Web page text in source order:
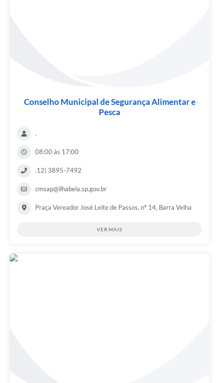
Conselho Municipal de Segurança Alimentar e
Pesca
.
08:00 às 17:00
.12) 3895-7492
cmsap@ilhabela.sp.gov.br
Praça Vereador José Leite de Passos, nº 14, Barra Velha
VER MAIS